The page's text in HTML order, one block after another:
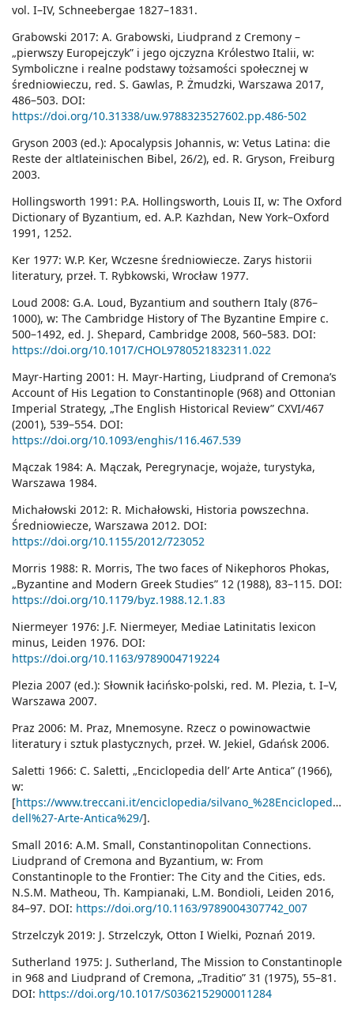
vol. I–IV, Schneebergae 1827–1831.
Grabowski 2017: A. Grabowski, Liudprand z Cremony –
„pierwszy Europejczyk” i jego ojczyzna Królestwo Italii, w:
Symboliczne i realne podstawy tożsamości społecznej w
średniowieczu, red. S. Gawlas, P. Żmudzki, Warszawa 2017,
486–503. DOI:
https://doi.org/10.31338/uw.9788323527602.pp.486-502
Gryson 2003 (ed.): Apocalypsis Johannis, w: Vetus Latina: die
Reste der altlateinischen Bibel, 26/2), ed. R. Gryson, Freiburg
2003.
Hollingsworth 1991: P.A. Hollingsworth, Louis II, w: The Oxford
Dictionary of Byzantium, ed. A.P. Kazhdan, New York–Oxford
1991, 1252.
Ker 1977: W.P. Ker, Wczesne średniowiecze. Zarys historii
literatury, przeł. T. Rybkowski, Wrocław 1977.
Loud 2008: G.A. Loud, Byzantium and southern Italy (876–
1000), w: The Cambridge History of The Byzantine Empire c.
500–1492, ed. J. Shepard, Cambridge 2008, 560–583. DOI:
https://doi.org/10.1017/CHOL9780521832311.022
Mayr-Harting 2001: H. Mayr-Harting, Liudprand of Cremona’s
Account of His Legation to Constantinople (968) and Ottonian
Imperial Strategy, „The English Historical Review” CXVI/467
(2001), 539–554. DOI:
https://doi.org/10.1093/enghis/116.467.539
Mączak 1984: A. Mączak, Peregrynacje, wojaże, turystyka,
Warszawa 1984.
Michałowski 2012: R. Michałowski, Historia powszechna.
Średniowiecze, Warszawa 2012. DOI:
https://doi.org/10.1155/2012/723052
Morris 1988: R. Morris, The two faces of Nikephoros Phokas,
„Byzantine and Modern Greek Studies” 12 (1988), 83–115. DOI:
https://doi.org/10.1179/byz.1988.12.1.83
Niermeyer 1976: J.F. Niermeyer, Mediae Latinitatis lexicon
minus, Leiden 1976. DOI:
https://doi.org/10.1163/9789004719224
Plezia 2007 (ed.): Słownik łacińsko-polski, red. M. Plezia, t. I–V,
Warszawa 2007.
Praz 2006: M. Praz, Mnemosyne. Rzecz o powinowactwie
literatury i sztuk plastycznych, przeł. W. Jekiel, Gdańsk 2006.
Saletti 1966: C. Saletti, „Enciclopedia dell’ Arte Antica” (1966),
w:
[https://www.treccani.it/enciclopedia/silvano_%28Enciclopedia-
dell%27-Arte-Antica%29/].
Small 2016: A.M. Small, Constantinopolitan Connections.
Liudprand of Cremona and Byzantium, w: From
Constantinople to the Frontier: The City and the Cities, eds.
N.S.M. Matheou, Th. Kampianaki, L.M. Bondioli, Leiden 2016,
84–97. DOI: https://doi.org/10.1163/9789004307742_007
Strzelczyk 2019: J. Strzelczyk, Otton I Wielki, Poznań 2019.
Sutherland 1975: J. Sutherland, The Mission to Constantinople
in 968 and Liudprand of Cremona, „Traditio” 31 (1975), 55–81.
DOI: https://doi.org/10.1017/S0362152900011284